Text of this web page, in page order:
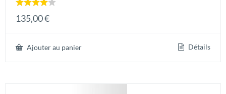
4.00
135,00€
Ajouter au panier Détails